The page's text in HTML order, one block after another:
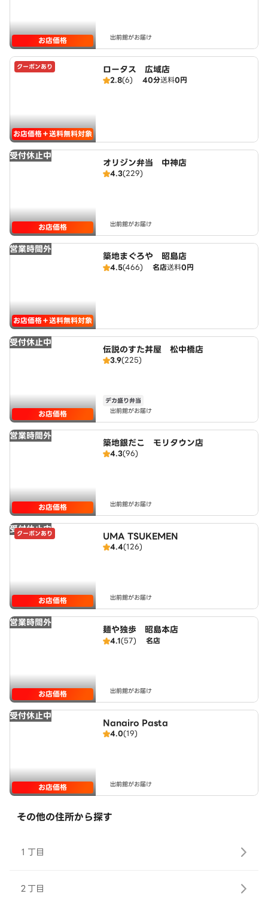
お店価格 出前館がお届け
クーポンあり
お店価格＋送料無料対象
ロータス 広域店
2.8(6) 40分送料0円
受付休止中
お店価格
オリジン弁当 中神店
4.3(229)
出前館がお届け
営業時間外
お店価格＋送料無料対象
築地まぐろや 昭島店
4.5(466) 名店送料0円
受付休止中
お店価格
伝説のすた丼屋 松中橋店
3.9(225)
デカ盛り弁当
出前館がお届け
営業時間外
お店価格
築地銀だこ モリタウン店
4.3(96)
出前館がお届け
受付休止中
クーポンあり
お店価格
UMA TSUKEMEN
4.4(126)
出前館がお届け
営業時間外
お店価格
麺や独歩 昭島本店
4.1(57) 名店
出前館がお届け
受付休止中
お店価格
Nanairo Pasta
4.0(19)
出前館がお届け
その他の住所から探す
１丁目
２丁目